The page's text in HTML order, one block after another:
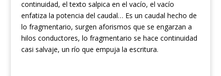
continuidad, el texto salpica en el vacío, el vacío
enfatiza la potencia del caudal… Es un caudal hecho de
lo fragmentario, surgen aforismos que se engarzan a
hilos conductores, lo fragmentario se hace continuidad
casi salvaje, un río que empuja la escritura.